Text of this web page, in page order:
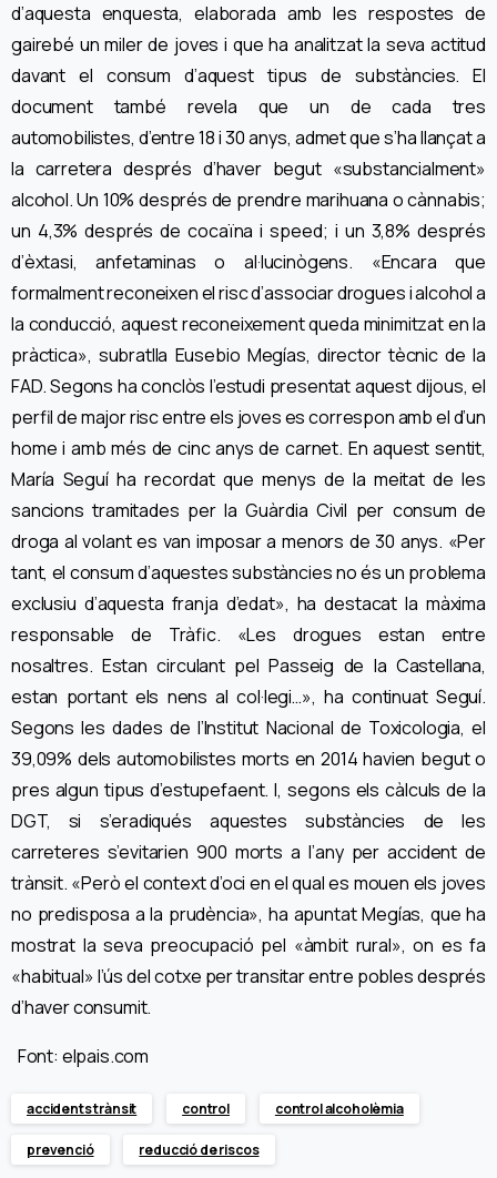
d’aquesta enquesta, elaborada amb les respostes de
gairebé un miler de joves i que ha analitzat la seva actitud
davant el consum d’aquest tipus de substàncies. El
document també revela que un de cada tres
automobilistes, d’entre 18 i 30 anys, admet que s’ha llançat a
la carretera després d’haver begut «substancialment»
alcohol. Un 10% després de prendre marihuana o cànnabis;
un 4,3% després de cocaïna i speed; i un 3,8% després
d’èxtasi, anfetaminas o al·lucinògens. «Encara que
formalment reconeixen el risc d’associar drogues i alcohol a
la conducció, aquest reconeixement queda minimitzat en la
pràctica», subratlla Eusebio Megías, director tècnic de la
FAD. Segons ha conclòs l’estudi presentat aquest dijous, el
perfil de major risc entre els joves es correspon amb el d’un
home i amb més de cinc anys de carnet. En aquest sentit,
María Seguí ha recordat que menys de la meitat de les
sancions tramitades per la Guàrdia Civil per consum de
droga al volant es van imposar a menors de 30 anys. «Per
tant, el consum d’aquestes substàncies no és un problema
exclusiu d’aquesta franja d’edat», ha destacat la màxima
responsable de Tràfic. «Les drogues estan entre
nosaltres. Estan circulant pel Passeig de la Castellana,
estan portant els nens al col·legi…», ha continuat Seguí.
Segons les dades de l’Institut Nacional de Toxicologia, el
39,09% dels automobilistes morts en 2014 havien begut o
pres algun tipus d’estupefaent. I, segons els càlculs de la
DGT, si s’eradiqués aquestes substàncies de les
carreteres s’evitarien 900 morts a l’any per accident de
trànsit. «Però el context d’oci en el qual es mouen els joves
no predisposa a la prudència», ha apuntat Megías, que ha
mostrat la seva preocupació pel «àmbit rural», on es fa
«habitual» l’ús del cotxe per transitar entre pobles després
d’haver consumit.
Font: elpais.com
accidents trànsit control control alcoholèmia
prevenció reducció de riscos